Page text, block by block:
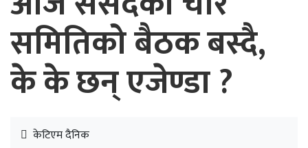
समितिको बैठक बस्दै,
के के छन् एजेण्डा ?
केटिएम दैनिक